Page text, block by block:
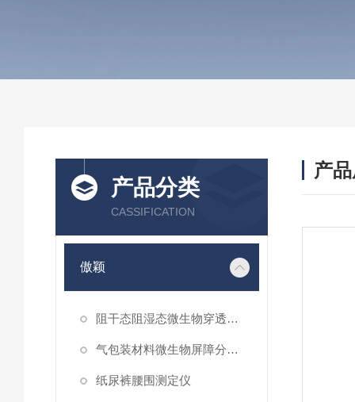
产品分类
CASSIFICATION
傲颖
阻干态阻湿态微生物穿透性能测试仪
气包装材料微生物屏障分等试验仪
纸尿裤腰围测定仪
产